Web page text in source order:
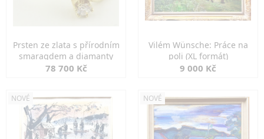
Prsten ze zlata s přírodním
smaragdem a diamanty
78 700 Kč
Vilém Wünsche: Práce na
poli (XL formát)
9 000 Kč
NOVÉ NOVÉ